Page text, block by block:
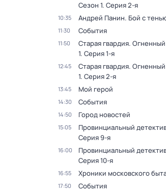
Сезон 1. Серия 2-я
10:35 Андрей Панин. Бой с
11:30 События
11:50 Старая гвардия.
1. Серия 1-я
12:45 Старая гвардия.
1. Серия 2-я
13:45 Мой герой
14:30 События
14:50 Город новостей
15:05 Провинциальный
Серия 9-я
16:00 Провинциальный
Серия 10-я
16:55 Хроники московского
17:50 События